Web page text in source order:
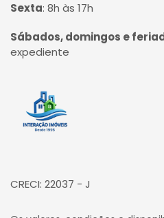
Sexta: 8h às 17h
Sábados, domingos e
expediente
Página inicial
CRECI: 22037 - J